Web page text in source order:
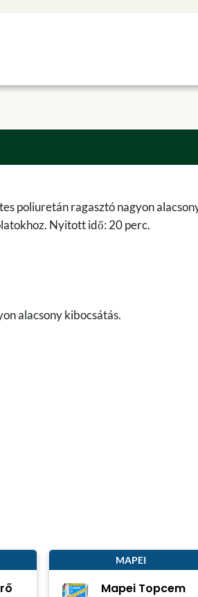
poliuretán ragasztó nagyon
Nyitott idő: 20 perc.
alacsony kibocsátás.
MAPEI
Mapei Topcem